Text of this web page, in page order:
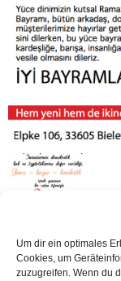
Um dir ein optimales
Cookies, um
zuzugreifen. Wenn du
Kontakt